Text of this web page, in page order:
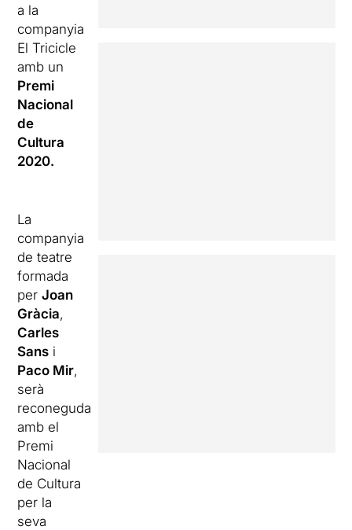
a la
companyia
El Tricicle
amb un
Premi
Nacional
de
Cultura
2020.
La
companyia
de teatre
formada
perJoan
Gràcia,
Carles
Sans i
Paco Mir,
serà
reconeguda
amb el
Premi
Nacional
de Cultura
per la
seva